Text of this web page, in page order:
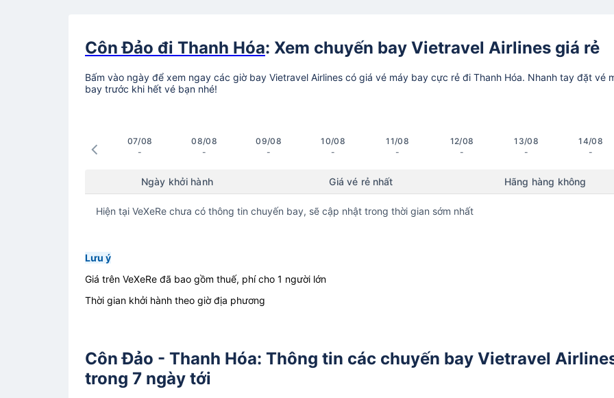
Côn Đảo đi Thanh Hóa: Xem chuyến bay Vietravel Airlines giá rẻ
Bấm vào ngày để xem ngay các giờ bay Vietravel Airlines có giá vé máy bay cực rẻ đi Thanh Hóa. Nhanh tay đặt vé
bay trước khi hết vé bạn nhé!
07/08
-
08/08
-
09/08
-
10/08
-
11/08
-
12/08
-
13/08
-
14/08
-
Ngày khởi hành Giá vé rẻ nhất Hãng hàng không
Hiện tại VeXeRe chưa có thông tin chuyến bay, sẽ cập nhật trong thời gian sớm nhất
Lưu ý
Giá trên VeXeRe đã bao gồm thuế, phí cho 1 người lớn
Thời gian khởi hành theo giờ địa phương
Côn Đảo - Thanh Hóa: Thông tin các chuyến bay Vietravel
trong 7 ngày tới